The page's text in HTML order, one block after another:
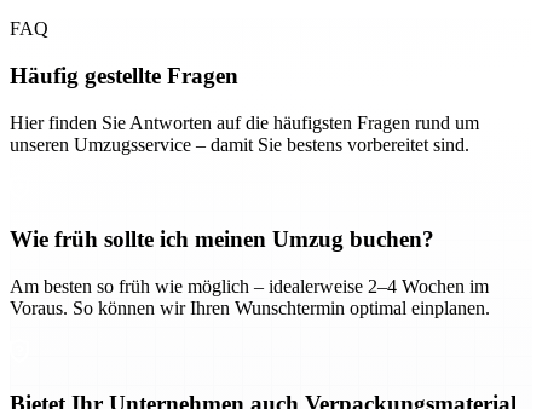
FAQ
Häufig gestellte Fragen
Hier finden Sie Antworten auf die häufigsten Fragen rund um
unseren Umzugsservice – damit Sie bestens vorbereitet sind.
Wie früh sollte ich meinen Umzug buchen?
Am besten so früh wie möglich – idealerweise 2–4 Wochen im
Voraus. So können wir Ihren Wunschtermin optimal einplanen.
Bietet Ihr Unternehmen auch Verpackungsmaterial